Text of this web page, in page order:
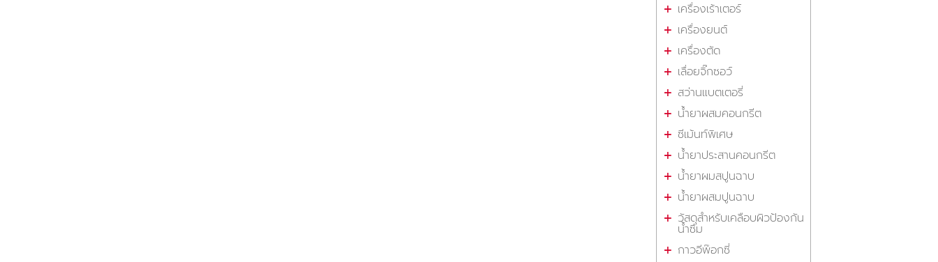
เครื่องเร้าเตอร์
เครื่องยนต์
เครื่องตัด
เลื่อยจิ๊กซอว์
สว่านแบตเตอรี่
น้ำยาผสมคอนกรีต
ซีเม้นท์พิเศษ
น้ำยาประสานคอนกรีต
น้ำยาผมสปูนฉาบ
น้ำยาผสมปูนฉาบ
วัสดุสำหรับเคลือบผิวป้องกัน
น้ำซึม
กาวอีพ๊อกซี่